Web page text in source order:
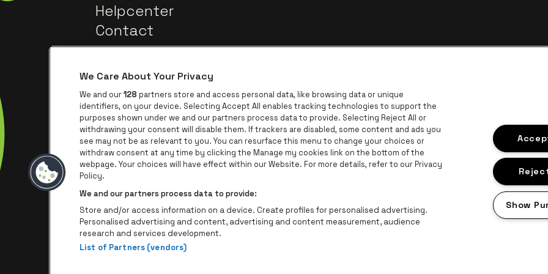
Helpcenter
Contact
Ga naar de website van TrixxoGa naar de website van EuropcarGa naar de website van Voka Limburg
Ga naar de website van
Ga naar de website van Champagne Pommery
Ga naar de website van Het logo van Jameson in offwhite
Ga naar de website van Het logo
Ga naar
Ga naar de website van Lotto
We Care About Your Privacy
We and our128 partners store and access personal data, like browsing data or unique
identifiers, on your device. Selecting Accept All enables tracking technologies to support the
purposes shown under we and our partners process data to provide. Selecting Reject All or
withdrawing your consent will disable them. If trackers are disabled, some content and ads you
see may not be as relevant to you. You can resurface this menu to change your choices or
withdraw consent at any time by clicking the Manage my cookies link on the bottom of the
webpage. Your choices will have effect within our Website. For more details, refer to our Privacy
Policy.
We and our partners process data to provide:
Store and/or access information on a device. Create profiles for personalised advertising.
Personalised advertising and content, advertising and content measurement, audience
research and services development.
List of Partners (vendors)
Show